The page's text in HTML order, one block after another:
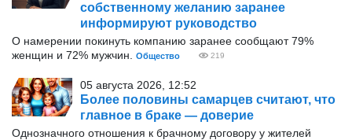
собственному желанию заранее
информируют руководство
О намерении покинуть компанию заранее сообщают 79%
женщин и 72% мужчин.
Общество 219
05 августа 2026, 12:52
Более половины самарцев считают, что
главное в браке — доверие
Однозначного отношения к брачному договору у жителей